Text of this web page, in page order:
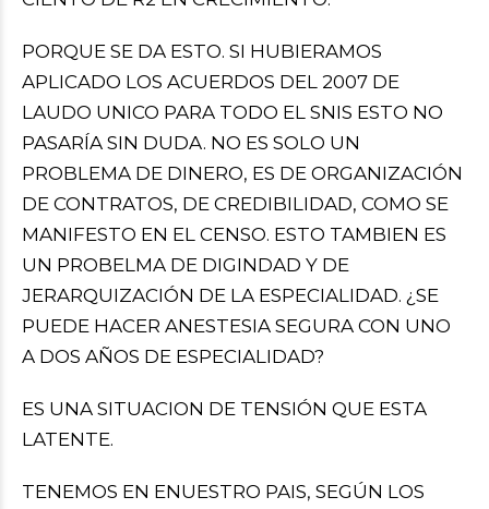
PORQUE SE DA ESTO. SI HUBIERAMOS
APLICADO LOS ACUERDOS DEL 2007 DE
LAUDO UNICO PARA TODO EL SNIS ESTO NO
PASARÍA SIN DUDA. NO ES SOLO UN
PROBLEMA DE DINERO, ES DE ORGANIZACIÓN
DE CONTRATOS, DE CREDIBILIDAD, COMO SE
MANIFESTO EN EL CENSO. ESTO TAMBIEN ES
UN PROBELMA DE DIGINDAD Y DE
JERARQUIZACIÓN DE LA ESPECIALIDAD. ¿SE
PUEDE HACER ANESTESIA SEGURA CON UNO
A DOS AÑOS DE ESPECIALIDAD?
ES UNA SITUACION DE TENSIÓN QUE ESTA
LATENTE.
TENEMOS EN ENUESTRO PAIS, SEGÚN LOS